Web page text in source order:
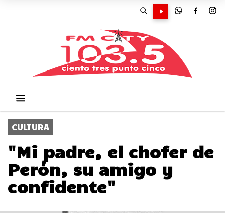
CULTURA
"Mi padre, el chofer de
Perón, su amigo y
confidente"